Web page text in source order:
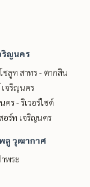
ริญนคร
ซลูท สาทร - ตากสิน
เจริญนคร
คร - ริเวอร์ไซด์
อร์ท เจริญนคร
ลู วุฒากาศ
พระ